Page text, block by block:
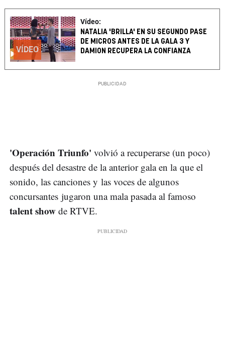
VÍDEO
Vídeo:
NATALIA 'BRILLA' EN SU SEGUNDO PASE
DE MICROS ANTES DE LA GALA 3 Y
DAMION RECUPERA LA CONFIANZA
'Operación Triunfo' volvió a recuperarse (un poco)
después del desastre de la anterior gala en la que el
sonido, las canciones y las voces de algunos
concursantes jugaron una mala pasada al famoso
talent show de RTVE.